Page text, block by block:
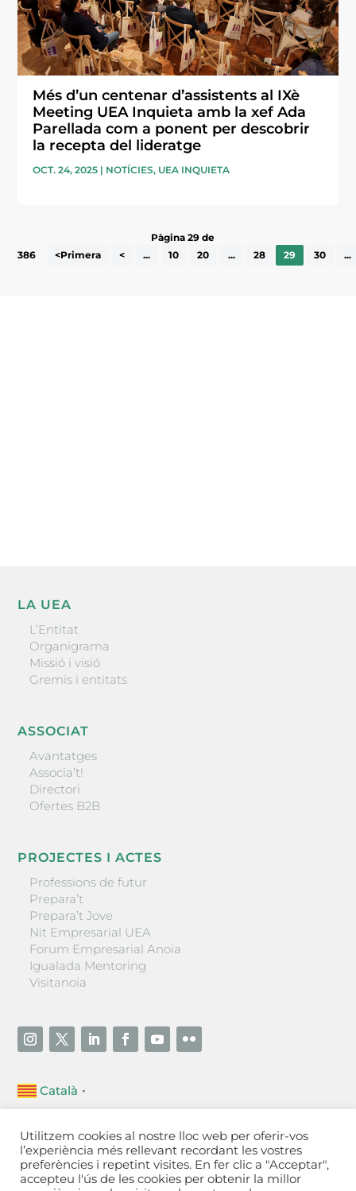
Més d’un centenar d’assistents al IXè
Meeting UEA Inquieta amb la xef Ada
Parellada com a ponent per descobrir
la recepta del lideratge
OCT. 24, 2025 | NOTÍCIES, UEA INQUIETA
Pàgina 29 de
386
<Primera < ... 10 20 ... 28 29 30 ...
LA UEA
L’Entitat
Organigrama
Missió i visió
Gremis i entitats
ASSOCIAT
Avantatges
Associa’t!
Directori
Ofertes B2B
PROJECTES I ACTES
Professions de futur
Prepara’t
Prepara’t Jove
Nit Empresarial UEA
Forum Empresarial Anoia
Igualada Mentoring
Visitanoia
Català ▼
Unió Empresarial de l’Anoia (UEA)
Ctra. de Manresa, 131, 08700 – Igualada(Barcelona)
Tel 93 805 22 92
Utilitzem cookies al nostre lloc web per oferir-vos
l’experiència més rellevant recordant les vostres
preferències i repetint visites. En fer clic a "Acceptar",
accepteu l'ús de les cookies per obtenir la millor